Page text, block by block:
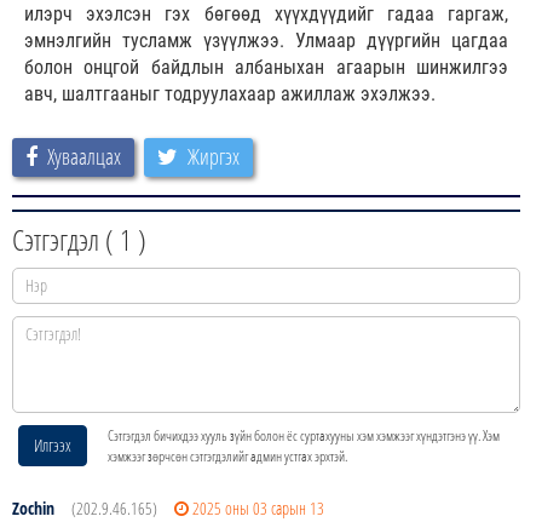
илэрч эхэлсэн гэх бөгөөд хүүхдүүдийг гадаа гаргаж,
эмнэлгийн тусламж үзүүлжээ. Улмаар дүүргийн цагдаа
болон онцгой байдлын албаныхан агаарын шинжилгээ
авч, шалтгааныг тодруулахаар ажиллаж эхэлжээ.
Хуваалцах Жиргэх
Сэтгэгдэл ( 1 )
Илгээх
Сэтгэгдэл бичихдээ хууль зүйн болон ёс суртахууны хэм хэмжээг хүндэтгэнэ үү. Хэм
хэмжээг зөрчсөн сэтгэгдэлийг админ устгах эрхтэй.
Zochin (202.9.46.165) 2025 оны 03 сарын 13